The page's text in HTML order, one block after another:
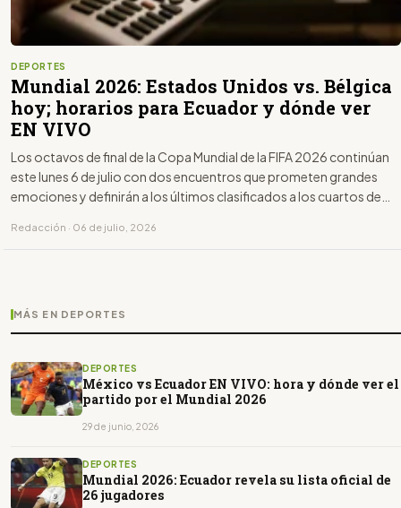
DEPORTES
Mundial 2026: Estados Unidos vs. Bélgica
hoy; horarios para Ecuador y dónde ver
EN VIVO
Los octavos de final de la Copa Mundial de la FIFA 2026 continúan
este lunes 6 de julio con dos encuentros que prometen grandes
emociones y definirán a los últimos clasificados a los cuartos de
Redacción · 06 de julio, 2026
MÁS EN DEPORTES
DEPORTES
México vs Ecuador EN VIVO: hora y dónde ver el
partido por el Mundial 2026
29 de junio, 2026
DEPORTES
Mundial 2026: Ecuador revela su lista oficial de
26 jugadores